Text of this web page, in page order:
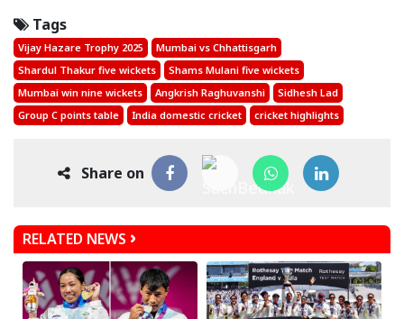
Tags
Vijay Hazare Trophy 2025
Mumbai vs Chhattisgarh
Shardul Thakur five wickets
Shams Mulani five wickets
Mumbai win nine wickets
Angkrish Raghuvanshi
Sidhesh Lad
Group C points table
India domestic cricket cricket highlights
Share on
RELATED NEWS